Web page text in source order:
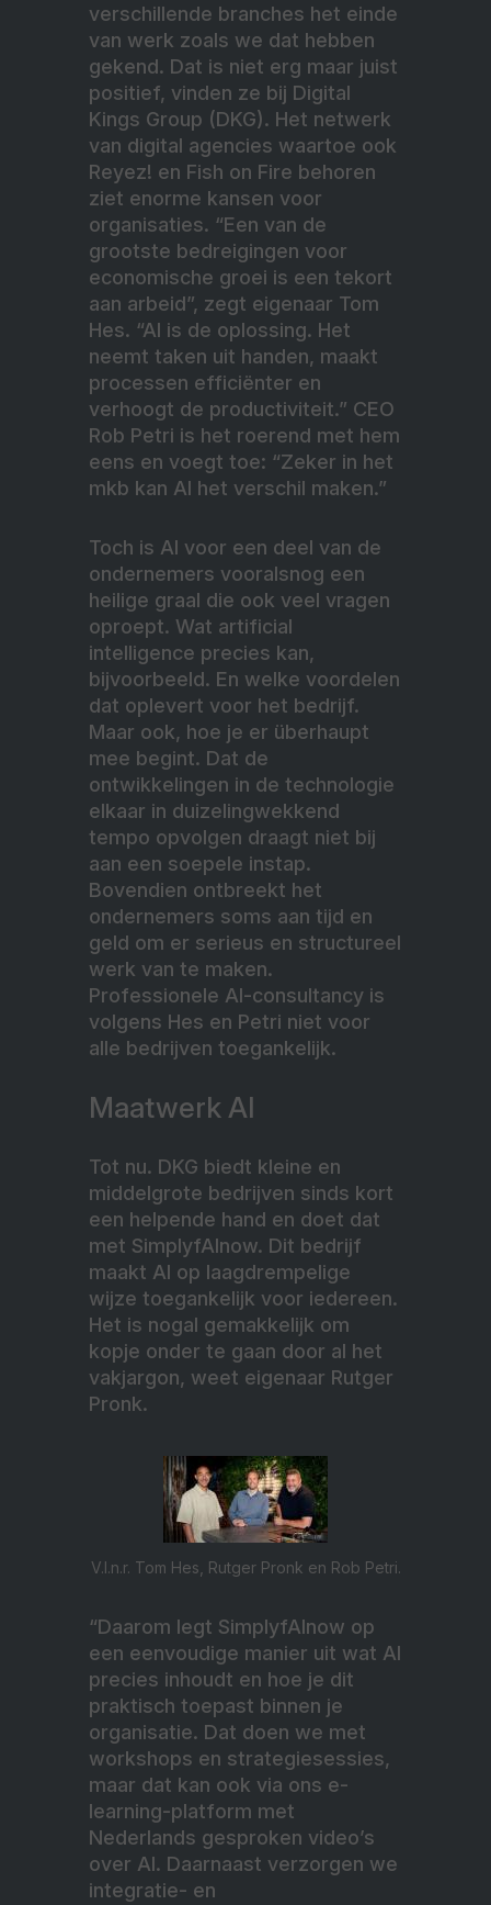
verschillende branches het einde
van werk zoals we dat hebben
gekend. Dat is niet erg maar juist
positief, vinden ze bij Digital
Kings Group (DKG). Het netwerk
van digital agencies waartoe ook
Reyez! en Fish on Fire behoren
ziet enorme kansen voor
organisaties. “Een van de
grootste bedreigingen voor
economische groei is een tekort
aan arbeid”, zegt eigenaar Tom
Hes. “AI is de oplossing. Het
neemt taken uit handen, maakt
processen efficiënter en
verhoogt de productiviteit.” CEO
Rob Petri is het roerend met hem
eens en voegt toe: “Zeker in het
mkb kan AI het verschil maken.”
Toch is AI voor een deel van de
ondernemers vooralsnog een
heilige graal die ook veel vragen
oproept. Wat artificial
intelligence precies kan,
bijvoorbeeld. En welke voordelen
dat oplevert voor het bedrijf.
Maar ook, hoe je er überhaupt
mee begint. Dat de
ontwikkelingen in de technologie
elkaar in duizelingwekkend
tempo opvolgen draagt niet bij
aan een soepele instap.
Bovendien ontbreekt het
ondernemers soms aan tijd en
geld om er serieus en structureel
werk van te maken.
Professionele AI-consultancy is
volgens Hes en Petri niet voor
alle bedrijven toegankelijk.
Maatwerk AI
Tot nu. DKG biedt kleine en
middelgrote bedrijven sinds kort
een helpende hand en doet dat
met SimplyfAInow. Dit bedrijf
maakt AI op laagdrempelige
wijze toegankelijk voor iedereen.
Het is nogal gemakkelijk om
kopje onder te gaan door al het
vakjargon, weet eigenaar Rutger
Pronk.
V.l.n.r. Tom Hes, Rutger Pronk en Rob Petri.
“Daarom legt SimplyfAInow op
een eenvoudige manier uit wat AI
precies inhoudt en hoe je dit
praktisch toepast binnen je
organisatie. Dat doen we met
workshops en strategiesessies,
maar dat kan ook via ons e-
learning-platform met
Nederlands gesproken video’s
over AI. Daarnaast verzorgen we
integratie- en